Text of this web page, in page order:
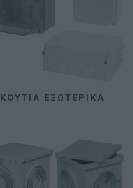
ΚΟΥΤΙΆ ΕΞΩΤΕΡΙΚΆ